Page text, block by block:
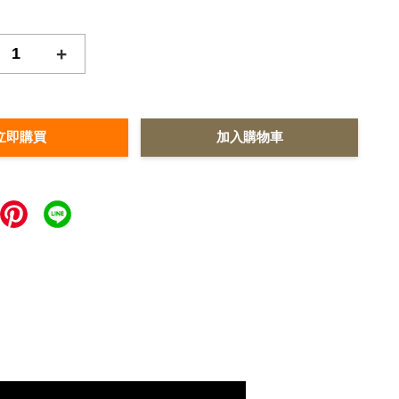
+
即購買 加入購物車